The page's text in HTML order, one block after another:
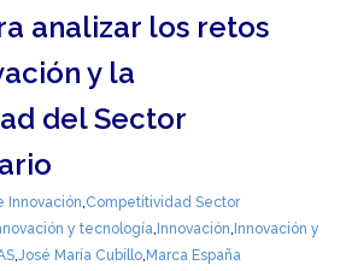
analizar los retos
y la
del Sector
Innovación,Competitividad Sector
y tecnología, Innovación, Innovación y
,José María Cubillo, Marca España